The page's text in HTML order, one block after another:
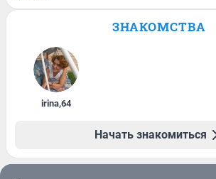
ЗНАКОМСТВА
irina,64
Начать знакомиться